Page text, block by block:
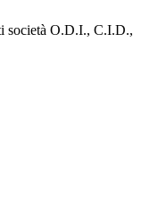
società O.D.I., C.I.D.,